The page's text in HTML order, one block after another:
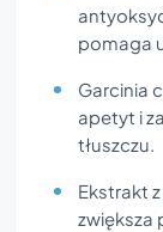
pomaga
Garcinia
apetyt i
tłuszczu.
Ekstrakt
zwiększa